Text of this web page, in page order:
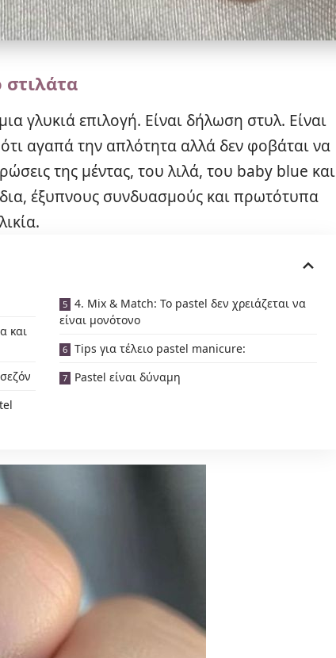
γλυκιά επιλογή. Είναι δήλωση στυλ. Είναι
ότι αγαπά την απλότητα αλλά δεν φοβάται να
της μέντας, του λιλά, του baby blue και
έξυπνους συνδυασμούς και πρωτότυπα
και
4. Mix & Match: Το pastel δεν χρειάζεται να
είναι μονότονο
Tips για τέλειο pastel manicure:
Pastel είναι δύναμη